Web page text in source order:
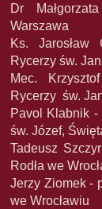
Dr
Warszawa
Ks. Jarosław
Rycerzy św.
Mec.
Rycerzy św.
Pavol Klabnik
św. Józef,
Tadeusz
Rodła we
Jerzy Ziomek -
we Wrocławiu